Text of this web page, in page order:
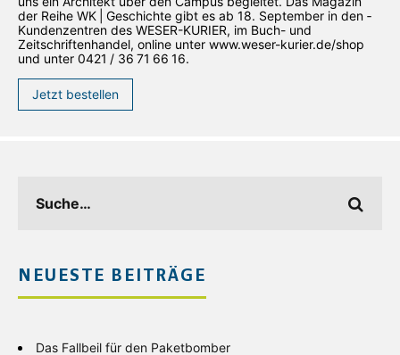
der Reihe WK | Geschichte gibt es ab 18. September in den ­
Kundenzentren des WESER-­KURIER, im Buch- und
Zeitschriftenhandel, online unter www.weser-kurier.de/shop
und unter 0421 / 36 71 66 16.
Jetzt bestellen
NEUESTE BEITRÄGE
Das Fallbeil für den Paketbomber